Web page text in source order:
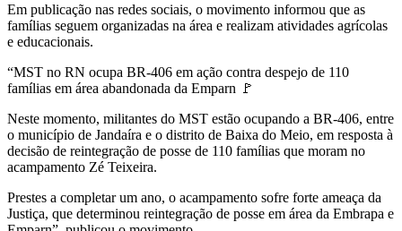
Em publicação nas redes sociais, o movimento informou que as
famílias seguem organizadas na área e realizam atividades agrícolas
e educacionais.
“MST no RN ocupa BR-406 em ação contra despejo de 110
famílias em área abandonada da Emparn 🚩
Neste momento, militantes do MST estão ocupando a BR-406, entre
o município de Jandaíra e o distrito de Baixa do Meio, em resposta à
decisão de reintegração de posse de 110 famílias que moram no
acampamento Zé Teixeira.
Prestes a completar um ano, o acampamento sofre forte ameaça da
Justiça, que determinou reintegração de posse em área da Embrapa e